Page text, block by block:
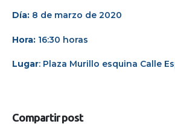
Día: 8 de marzo de 2020
Hora: 16:30 horas
Lugar: Plaza Murillo esquina Calle
Compartir post